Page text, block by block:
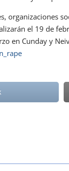
organizaciones
el 19 de
en Cunday y